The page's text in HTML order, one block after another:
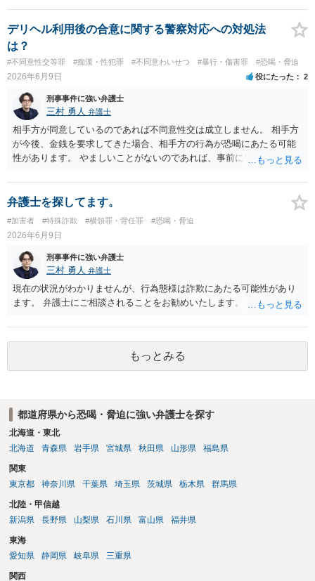
（双方の主張ともに取り合わない）でしょう。 返済がなされないので
あれば訴訟や支払督促など法的措置を取るべきというのが法律相談と
しての模範解答となります。「親に言う」という行為が犯罪に該当し
ないとしても、本件のように余計なトラブルを招き、相手が反発して
任意の返済が期待できなくなり、事情によっては不法行為を主張され
て事実上相殺（減額）となってしまうリスクもあり、何の得にもなり
ません。
デリヘル利用後の合意に関する警察対応への対処法
は？
#不同意性交等罪 #痴漢・性犯罪 #不同意わいせつ #暴行・傷害罪 #恐喝・脅迫
2026年6月9日 役にたった 2
刑事事件に強い弁護士
三村 勇人 弁護士
相手方が同意しているのであれば不同意性交は成立しません。 相手方
が今後、金銭を要求してきた場合、相手方の行為が恐喝にあたる可能
性があります。 やましいことがないのであれば、事前に警察に相談す
弁護士を探してます。
#加害者 #特殊詐欺 #横領罪・背任罪 #恐喝・脅迫
2026年6月9日
刑事事件に強い弁護士
三村 勇人 弁護士
現在の状況がわかりませんが、行為態様は詐欺にあたる可能性があり
ます。 弁護士にご相談されることをお勧めいたします。
もっとみる
都道府県から恐喝・脅迫に強い弁護士を探す
北海道・東北
北海道
青森県 岩手県 宮城県 秋田県 山形県 福島県
関東
東京都
神奈川県 千葉県 埼玉県 茨城県 栃木県 群馬県
北陸・甲信越
新潟県
長野県 山梨県 石川県 富山県 福井県
東海
愛知県
静岡県 岐阜県 三重県
関西